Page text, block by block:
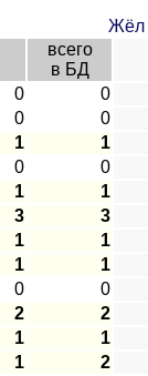
Жёл
всего
в БД
0 0
0 0
1 1
0 0
1 1
3 3
1 1
1 1
0 0
2 2
1 1
1 2